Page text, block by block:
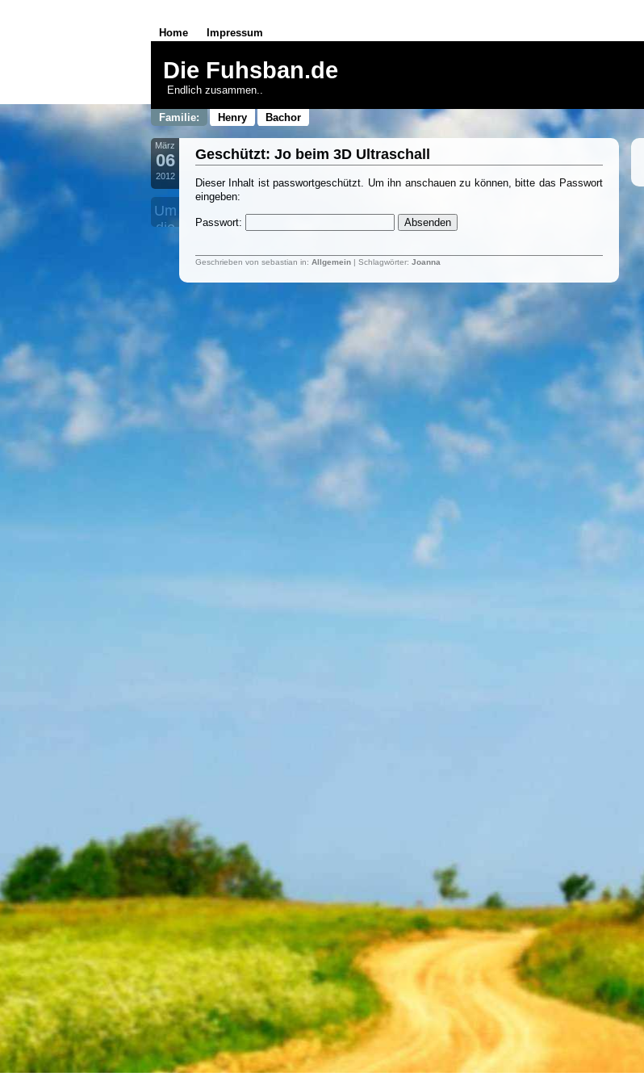
Home Impressum
Die Fuhsban.de
Endlich zusammen..
Familie: Henry Bachor
März
06
2012
Um
die
Kommentare
sehen,
musst
dein
Passwort
Geschützt: Jo beim 3D Ultraschall
Dieser Inhalt ist passwortgeschützt. Um ihn anschauen zu können, bitte das Passwort
eingeben:
Passwort:
Geschrieben von sebastian in: Allgemein | Schlagwörter: Joanna